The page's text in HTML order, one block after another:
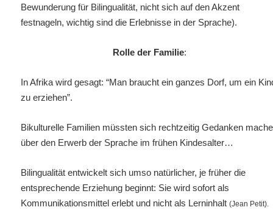
Bewunderung für Bilingualität, nicht sich auf den Akzent
festnageln, wichtig sind die Erlebnisse in der Sprache).
Rolle der Familie:
In Afrika wird gesagt: “Man braucht ein ganzes Dorf, um ein
zu erziehen”.
Bikulturelle Familien müssten sich rechtzeitig Gedanken
über den Erwerb der Sprache imfrühen Kindesalter…
Bilingualität entwickelt sich umso natürlicher, je früher die
entsprechende Erziehung beginnt: Sie wird sofort als
Kommunikationsmittel erlebt und nicht als Lerninhalt(Jean Petit).